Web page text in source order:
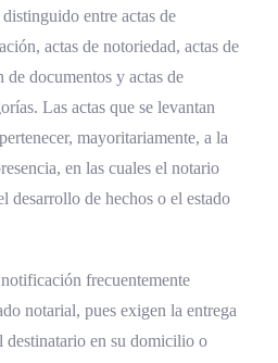
protección del archivo
sobre actas notariales
la notaría?
valor probatorio el acta
la notaría?
entre actas de
actas de notoriedad, actas de
de documentos y actas de
Las actas que se levantan
mayoritariamente, a la
en las cuales el notario
desarrollo de hechos o el estado
frecuentemente
notarial, pues exigen la entrega
destinatario en su domicilio o